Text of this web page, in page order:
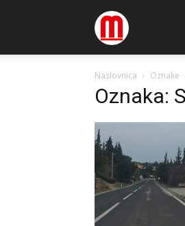
Megamedia
Naslovnica Oznake
Oznaka: